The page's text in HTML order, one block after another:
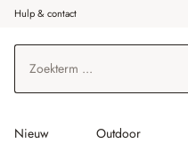
de hoofdinhoud
Ga naar zoeken
Ga naar de hoofdnavigatie
Hulp & contact
Nieuw Outdoor